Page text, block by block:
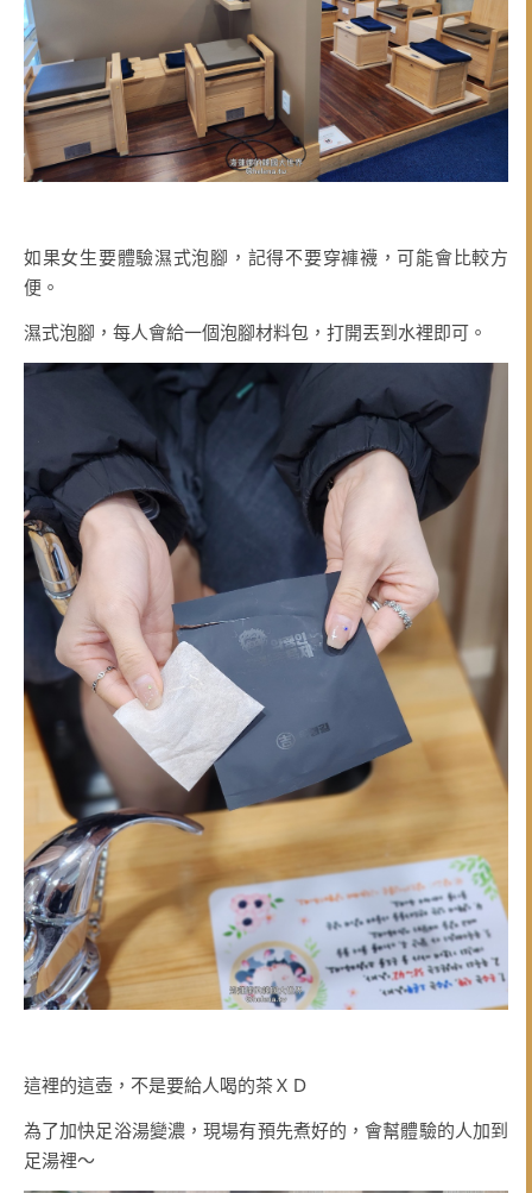
如果女生要體驗濕式泡腳，記得不要穿褲襪，可能會比較方
便。
濕式泡腳，每人會給一個泡腳材料包，打開丟到水裡即可。
這裡的這壺，不是要給人喝的茶ＸＤ
為了加快足浴湯變濃，現場有預先煮好的，會幫體驗的人加到
足湯裡～